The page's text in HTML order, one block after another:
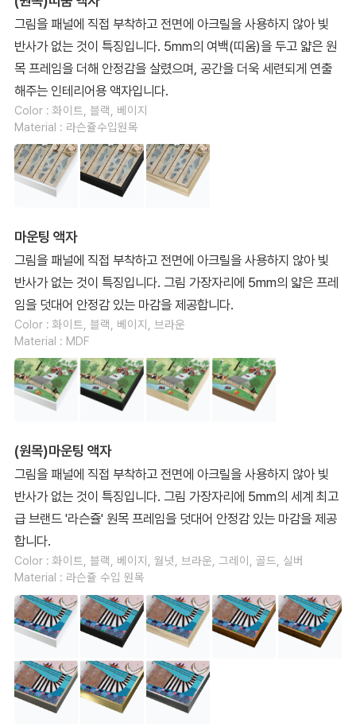
그림을 패널에 직접 부착하고 전면에 아크릴을 사용하지 않아 빛
반사가 없는 것이 특징입니다. 5mm의 여백(띠움)을 두고 얇은 원
목 프레임을 더해 안정감을 살렸으며, 공간을 더욱 세련되게 연출
해주는 인테리어용 액자입니다.
Color : 화이트, 블랙, 베이지
Material : 라슨쥴수입원목
마운팅 액자
그림을 패널에 직접 부착하고 전면에 아크릴을 사용하지 않아 빛
반사가 없는 것이 특징입니다. 그림 가장자리에 5mm의 얇은 프레
임을 덧대어 안정감 있는 마감을 제공합니다.
Color : 화이트, 블랙, 베이지, 브라운
Material : MDF
(원목)마운팅 액자
그림을 패널에 직접 부착하고 전면에 아크릴을 사용하지 않아 빛
반사가 없는 것이 특징입니다. 그림 가장자리에 5mm의 세계 최고
급 브랜드 '라슨쥴' 원목 프레임을 덧대어 안정감 있는 마감을 제공
합니다.
Color : 화이트, 블랙, 베이지, 월넛, 브라운, 그레이, 골드, 실버
Material : 라슨쥴 수입 원목